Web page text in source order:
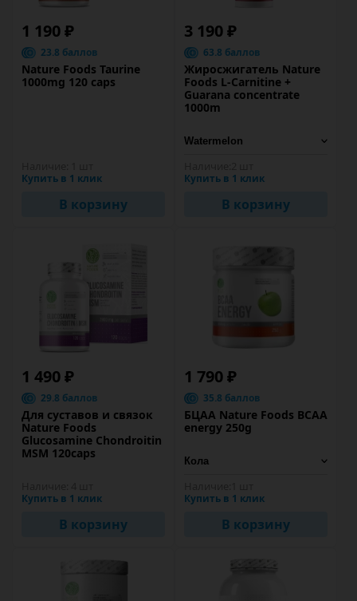
1 190 ₽
23.8 баллов
Nature Foods Taurine
1000mg 120 caps
Купить в 1 клик
В корзину
3 190 ₽
63.8 баллов
Жиросжигатель Nature
Foods L-Carnitine +
Guarana concentrate
1000m
Купить в 1 клик
В корзину
1 490 ₽
29.8 баллов
Для суставов и связок
Nature Foods
Glucosamine Chondroitin
MSM 120caps
Купить в 1 клик
В корзину
1 790 ₽
35.8 баллов
БЦАА Nature Foods BCAA
energy 250g
Купить в 1 клик
В корзину